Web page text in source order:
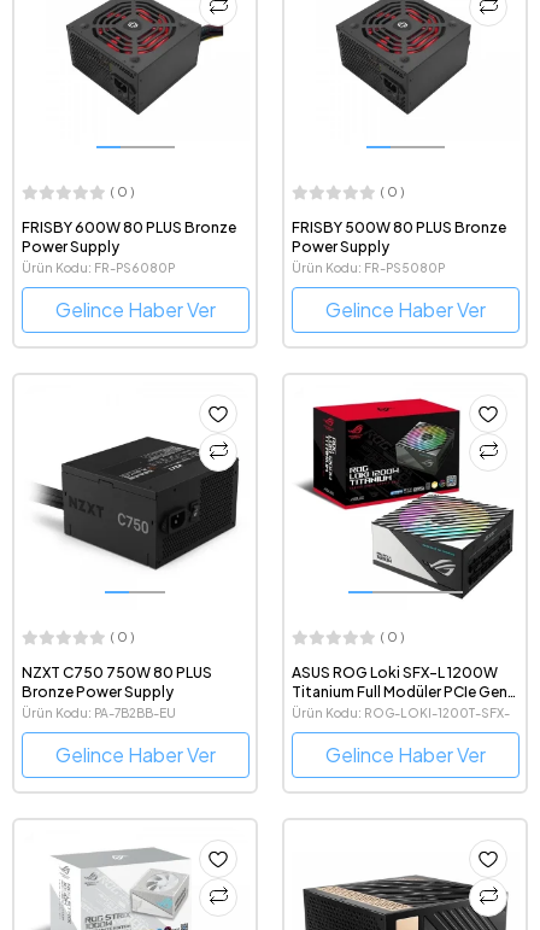
( 0 )
FRISBY 600W 80 PLUS Bronze
Power Supply
Ürün Kodu: FR-PS6080P
Gelince Haber Ver
( 0 )
FRISBY 500W 80 PLUS Bronze
Power Supply
Ürün Kodu: FR-PS5080P
Gelince Haber Ver
( 0 )
NZXT C750 750W 80 PLUS
Bronze Power Supply
Ürün Kodu: PA-7B2BB-EU
Gelince Haber Ver
( 0 )
ASUS ROG Loki SFX-L 1200W
Titanium Full Modüler PCIe Gen
5.0 ATX 3.1 Uyumlu Gaming
Power Supply
Ürün Kodu: ROG-LOKI-1200T-SFX-
L-GAMING
Gelince Haber Ver